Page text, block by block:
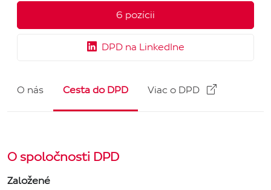
6 pozícii
DPD na LinkedIne
O nás Cesta do DPD Viac o DPD
O spoločnosti DPD
Založené